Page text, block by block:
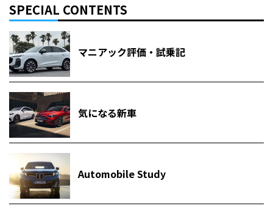
SPECIAL CONTENTS
マニアック評価・試乗記
気になる新車
Automobile Study